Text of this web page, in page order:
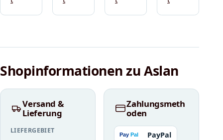
Shopinformationen zu Aslan
Versand &
Lieferung
LIEFERGEBIET
Zahlungsmeth
oden
PayPal